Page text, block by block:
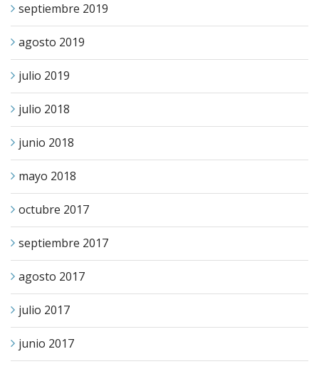
septiembre 2019
agosto 2019
julio 2019
julio 2018
junio 2018
mayo 2018
octubre 2017
septiembre 2017
agosto 2017
julio 2017
junio 2017